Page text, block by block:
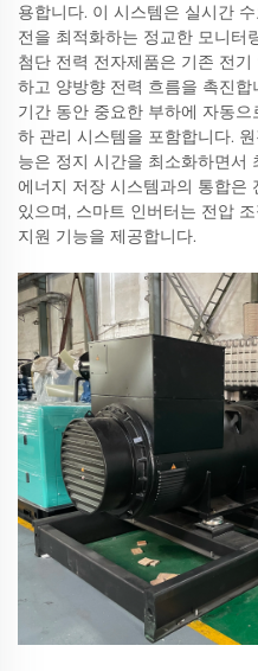
용합니다. 이 시스템은 실시간
전을 최적화하는 정교한 모니터
첨단 전력 전자제품은 기존 전
하고 양방향 전력 흐름을 촉진
기간 동안 중요한 부하에 자동
하 관리 시스템을 포함합니다.
능은 정지 시간을 최소화하면서
에너지 저장 시스템과의 통합은
있으며, 스마트 인버터는 전압
지원 기능을 제공합니다.